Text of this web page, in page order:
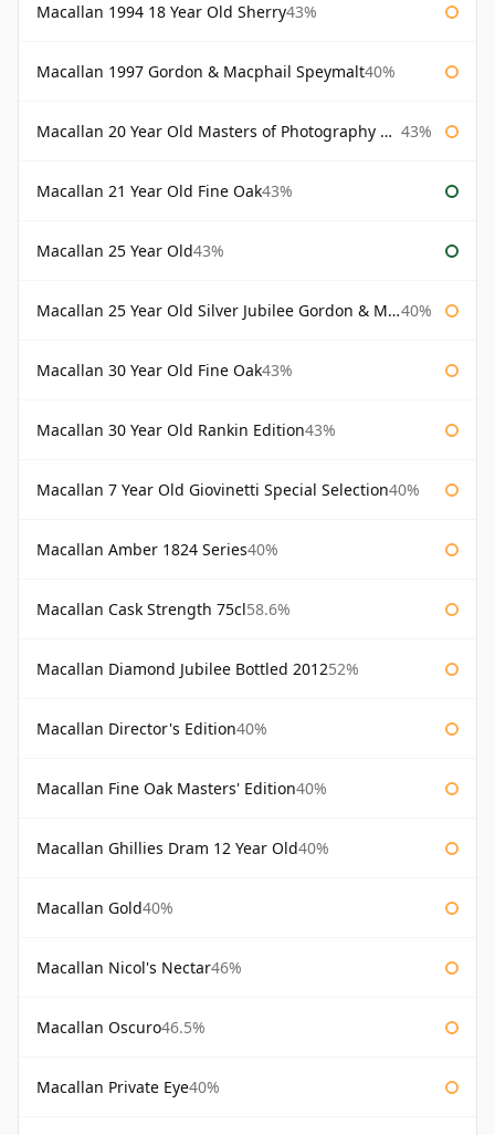
Macallan 1994 18 Year Old Sherry43%
Macallan 1997 Gordon & Macphail Speymalt40%
Macallan 20 Year Old Masters of Photography Albert Watson 43%
Macallan 21 Year Old Fine Oak43%
Macallan 25 Year Old43%
Macallan 25 Year Old Silver Jubilee Gordon & Macphail 40%
Macallan 30 Year Old Fine Oak43%
Macallan 30 Year Old Rankin Edition43%
Macallan 7 Year Old Giovinetti Special Selection40%
Macallan Amber 1824 Series40%
Macallan Cask Strength 75cl58.6%
Macallan Diamond Jubilee Bottled 201252%
Macallan Director's Edition40%
Macallan Fine Oak Masters' Edition40%
Macallan Ghillies Dram 12 Year Old40%
Macallan Gold40%
Macallan Nicol's Nectar46%
Macallan Oscuro46.5%
Macallan Private Eye40%